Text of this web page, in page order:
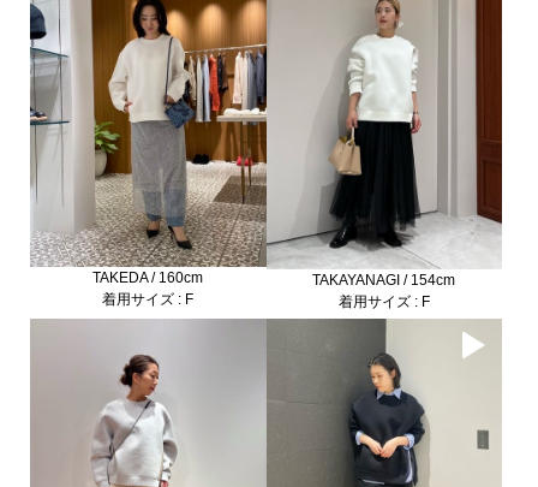
TAKEDA / 160cm
着用サイズ : F
TAKAYANAGI / 154cm
着用サイズ : F